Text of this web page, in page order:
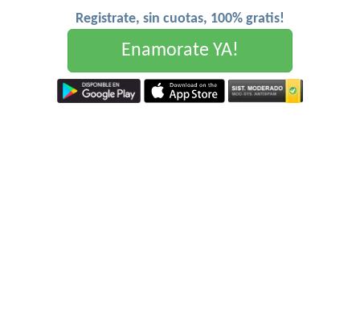
Registrate, sin cuotas, 100% gratis!
Enamorate YA!